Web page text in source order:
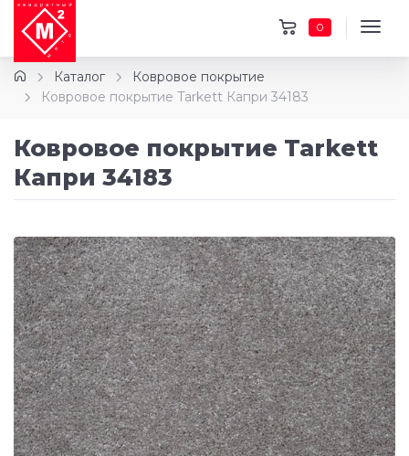
0
Каталог
Ковровое покрытие
Ковровое покрытие Tarkett Капри 34183
Ковровое покрытие Tarkett
Капри 34183